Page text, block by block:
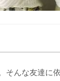
んな友達に